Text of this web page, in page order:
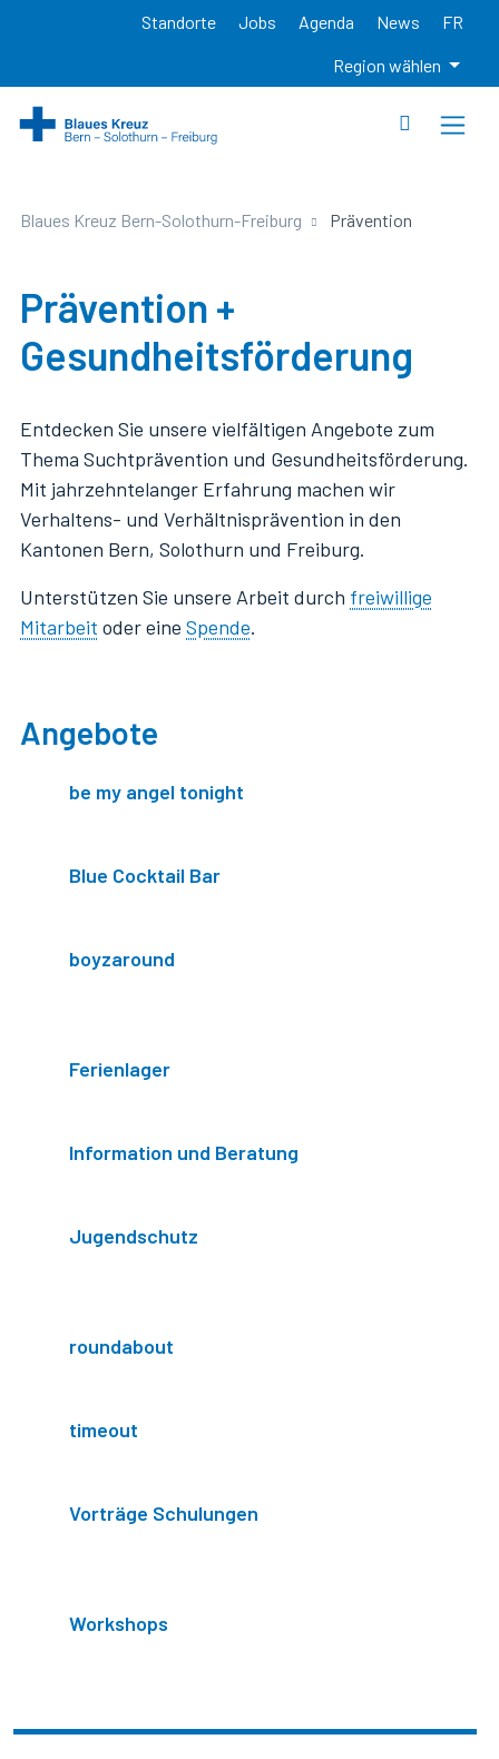
Standorte Jobs Agenda News FR
Region wählen
Blaues Kreuz Bern-Solothurn-Freiburg Prävention
Prävention +
Gesundheitsförderung
Entdecken Sie unsere vielfältigen Angebote zum
Thema Suchtprävention und Gesundheitsförderung.
Mit jahrzehntelanger Erfahrung machen wir
Verhaltens- und Verhältnisprävention in den
Kantonen Bern, Solothurn und Freiburg.
Unterstützen Sie unsere Arbeit durch freiwillige
Mitarbeit oder eine Spende.
Angebote
be my angel tonight
Blue Cocktail Bar
boyzaround
Ferienlager
Information und Beratung
Jugendschutz
roundabout
timeout
Vorträge Schulungen
Workshops